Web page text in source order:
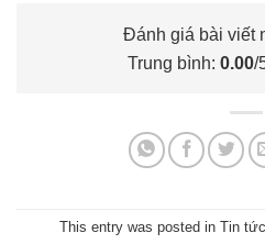
Đánh giá bài viết
Trung bình: 0.00/
This entry was posted in Tin tức